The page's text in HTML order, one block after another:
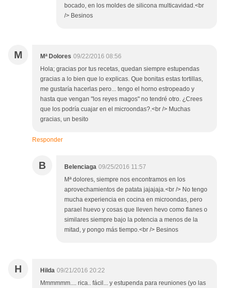
bocado, en los moldes de silicona multicavidad.<br
/> Besinos
M Mª Dolores 09/22/2016 08:56
Hola; gracias por tus recetas, quedan siempre estupendas
gracias a lo bien que lo explicas. Que bonitas estas tortillas,
me gustaría hacerlas pero... tengo el horno estropeado y
hasta que vengan "los reyes magos" no tendré otro. ¿Crees
que los podría cuajar en el microondas?.<br /> Muchas
gracias, un besito
Responder
B Belenciaga 09/25/2016 11:57
Mª dolores, siempre nos encontramos en los
aprovechamientos de patata jajajaja.<br /> No tengo
mucha experiencia en cocina en microondas, pero
parael huevo y cosas que lleven hevo como flanes o
similares siempre bajo la potencia a menos de la
mitad, y pongo más tiempo.<br /> Besinos
H Hilda 09/21/2016 20:22
Mmmmmm.... rica.. fácil... y estupenda para reuniones (yo las